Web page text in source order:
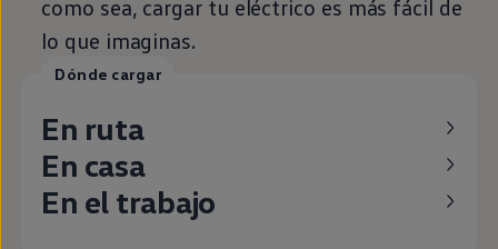
como sea, cargar tu eléctrico es más fácil de
lo que imaginas.
Dónde cargar
En ruta
En casa
En el trabajo